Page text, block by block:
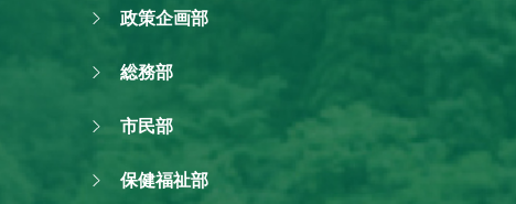
政策企画部
総務部
市民部
保健福祉部